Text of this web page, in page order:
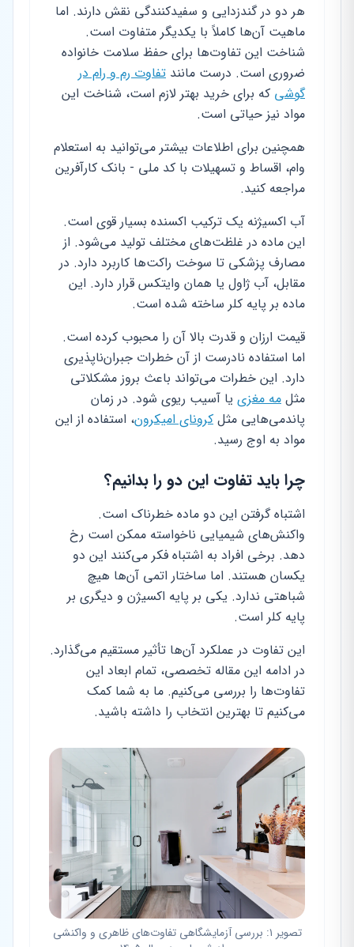
هر دو در گندزدایی و سفیدکنندگی نقش دارند. اما
ماهیت آن‌ها کاملاً با یکدیگر متفاوت است.
شناخت این تفاوت‌ها برای حفظ سلامت خانواده
ضروری است. درست مانند تفاوت رم و رام در
گوشی که برای خرید بهتر لازم است، شناخت این
مواد نیز حیاتی است.
همچنین برای اطلاعات بیشتر می‌توانید به استعلام
وام، اقساط و تسهیلات با کد ملی - بانک کارآفرین
مراجعه کنید.
آب اکسیژنه یک ترکیب اکسنده بسیار قوی است.
این ماده در غلظت‌های مختلف تولید می‌شود. از
مصارف پزشکی تا سوخت راکت‌ها کاربرد دارد. در
مقابل، آب ژاول یا همان وایتکس قرار دارد. این
ماده بر پایه کلر ساخته شده است.
قیمت ارزان و قدرت بالا آن را محبوب کرده است.
اما استفاده نادرست از آن خطرات جبران‌ناپذیری
دارد. این خطرات می‌تواند باعث بروز مشکلاتی
مثل مه مغزی یا آسیب ریوی شود. در زمان
پاندمی‌هایی مثل کرونای امیکرون، استفاده از این
مواد به اوج رسید.
چرا باید تفاوت این دو را بدانیم؟
اشتباه گرفتن این دو ماده خطرناک است.
واکنش‌های شیمیایی ناخواسته ممکن است رخ
دهد. برخی افراد به اشتباه فکر می‌کنند این دو
یکسان هستند. اما ساختار اتمی آن‌ها هیچ
شباهتی ندارد. یکی بر پایه اکسیژن و دیگری بر
پایه کلر است.
این تفاوت در عملکرد آن‌ها تأثیر مستقیم می‌گذارد.
در ادامه این مقاله تخصصی، تمام ابعاد این
تفاوت‌ها را بررسی می‌کنیم. ما به شما کمک
می‌کنیم تا بهترین انتخاب را داشته باشید.
تصویر ۱: بررسی آزمایشگاهی تفاوت‌های ظاهری و واکنشی